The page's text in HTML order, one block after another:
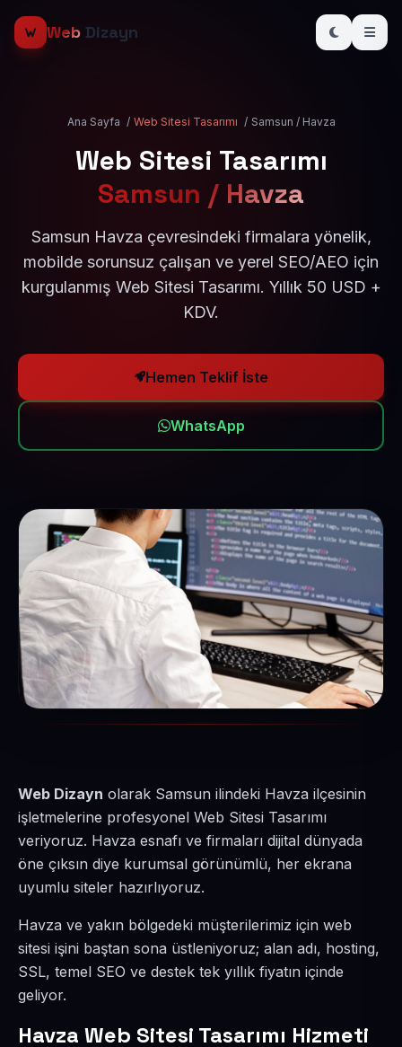
Web Dizayn
Ana Sayfa / Web Sitesi Tasarımı / Samsun / Havza
Web Sitesi Tasarımı
Samsun / Havza
Samsun Havza çevresindeki firmalara yönelik,
mobilde sorunsuz çalışan ve yerel SEO/AEO için
kurgulanmış Web Sitesi Tasarımı. Yıllık 50 USD +
KDV.
Hemen Teklif İste
WhatsApp
Web Dizayn olarak Samsun ilindeki Havza ilçesinin
işletmelerine profesyonel Web Sitesi Tasarımı
veriyoruz. Havza esnafı ve firmaları dijital dünyada
öne çıksın diye kurumsal görünümlü, her ekrana
uyumlu siteler hazırlıyoruz.
Havza ve yakın bölgedeki müşterilerimiz için web
sitesi işini baştan sona üstleniyoruz; alan adı, hosting,
SSL, temel SEO ve destek tek yıllık fiyatın içinde
geliyor.
Havza Web Sitesi Tasarımı Hizmeti